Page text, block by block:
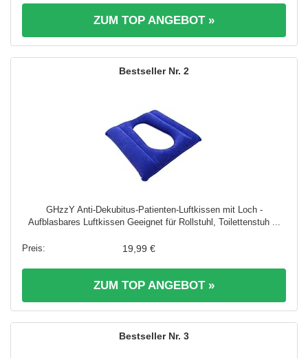
ZUM TOP ANGEBOT »
2
GHzzY Anti-Dekubitus-Patienten-Luftkissen mit Loch -
Aufblasbares Luftkissen Geeignet für Rollstuhl, Toilettenstuh ...
19,99 €
ZUM TOP ANGEBOT »
3